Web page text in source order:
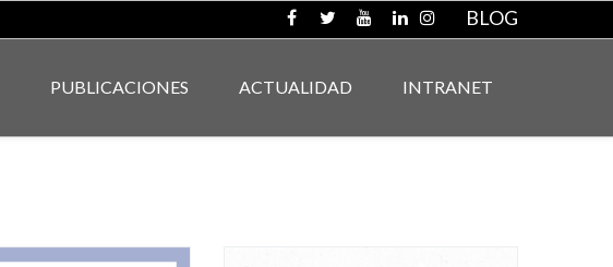
BLOG
PUBLICACIONES ACTUALIDAD INTRANET